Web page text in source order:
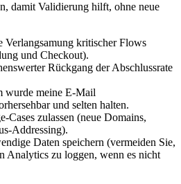
damit Validierung hilft, ohne neue
Verlangsamung kritischer Flows
und Checkout).
Rückgang der Abschlussrate
wurde meine E‑Mail
und selten halten.
zulassen (neue Domains,
Daten speichern (vermeiden Sie,
Analytics zu loggen, wenn es nicht